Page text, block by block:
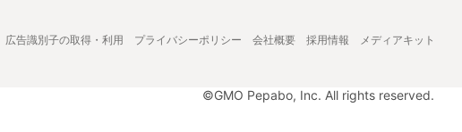
広告識別子の取得・利用 プライバシーポリシー 会社概要 採用情報 メディアキット
©GMO Pepabo, Inc. All rights reserved.